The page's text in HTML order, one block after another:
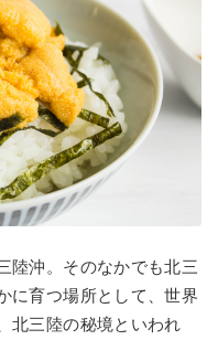
陸沖。そのなかでも北三
に育つ場所として、世界
北三陸の秘境といわれ